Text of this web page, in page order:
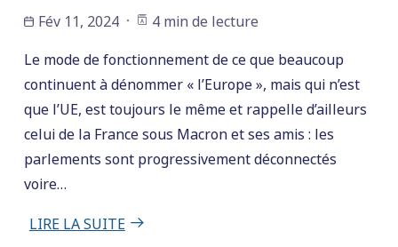
Fév 11, 2024
4 min de lecture
Le mode de fonctionnement de ce que beaucoup
continuent à dénommer « l’Europe », mais qui n’est
que l’UE, est toujours le même et rappelle d’ailleurs
celui de la France sous Macron et ses amis : les
parlements sont progressivement déconnectés
voire…
LIRE LA SUITE